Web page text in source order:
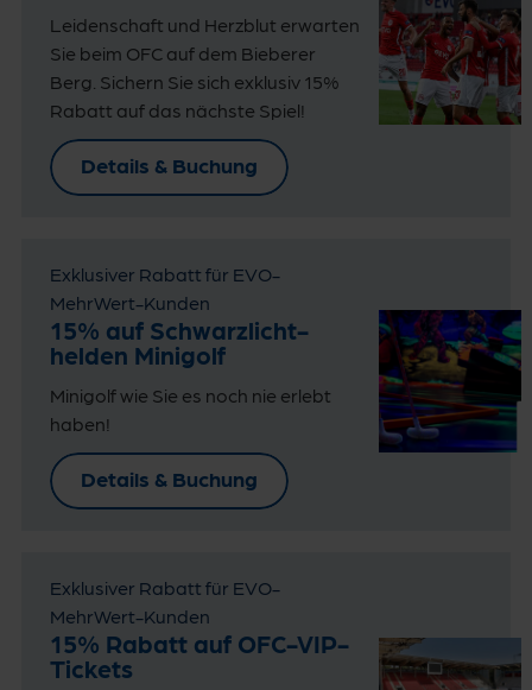
Leidenschaft und Herzblut erwarten
Sie beim OFC auf dem Bieberer
Berg. Sichern Sie sich exklusiv 15%
Rabatt auf das nächste Spiel!
Details & Buchung
Exklusiver Rabatt für EVO-
MehrWert-Kunden
15% auf Schwarz­licht­
helden Minigolf
Minigolf wie Sie es noch nie erlebt
haben!
Details & Buchung
Exklusiver Rabatt für EVO-
MehrWert-Kunden
15% Rabatt auf OFC-VIP-
Tickets